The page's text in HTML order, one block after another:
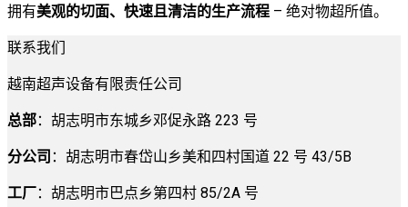
拥有美观的切面、快速且清洁的生产流程 – 绝对物超所值。
联系我们
越南超声设备有限责任公司
总部：胡志明市东城乡邓促永路 223 号
分公司 ：胡志明市春岱山乡美和四村国道 22 号 43/5B
工厂：胡志明市巴点乡第四村 85/2A 号